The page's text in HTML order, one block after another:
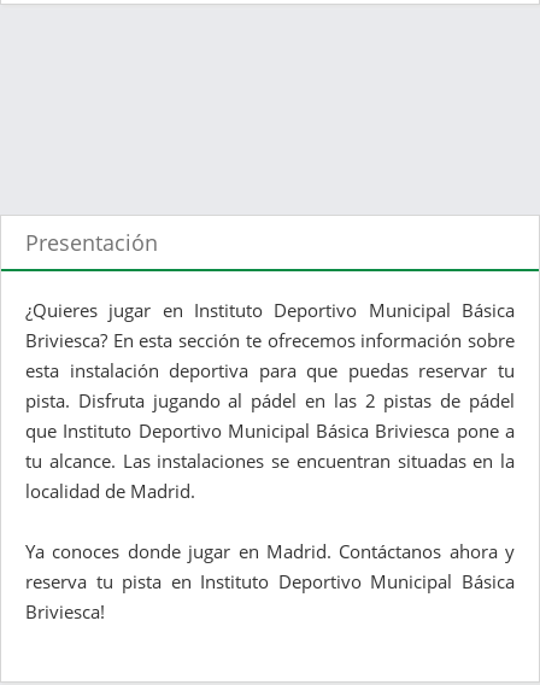
Presentación
¿Quieres jugar en Instituto Deportivo Municipal Básica
Briviesca? En esta sección te ofrecemos información sobre
esta instalación deportiva para que puedas reservar tu
pista. Disfruta jugando al pádel en las 2 pistas de pádel
que Instituto Deportivo Municipal Básica Briviesca pone a
tu alcance. Las instalaciones se encuentran situadas en la
localidad de Madrid.
Ya conoces donde jugar en Madrid. Contáctanos ahora y
reserva tu pista en Instituto Deportivo Municipal Básica
Briviesca!